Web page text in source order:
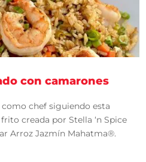
con camarones
chef siguiendo esta
creada por Stella ‘n Spice
Arroz Jazmín Mahatma®.